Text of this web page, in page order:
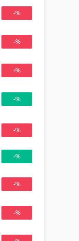
-%
-%
-%
-%
-%
-%
-%
-%